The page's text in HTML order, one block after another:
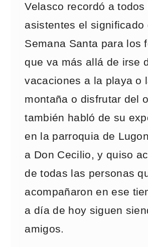
Velasco recordó a todos
asistentes el significado
Semana Santa para los
que va más allá de irse
vacaciones a la playa o
montaña o disfrutar del
también habló de su
en la parroquia de
a Don Cecilio, y quiso
de todas las personas
acompañaron en ese
a día de hoy siguen
amigos.